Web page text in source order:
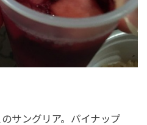
サングリア。パイナップ